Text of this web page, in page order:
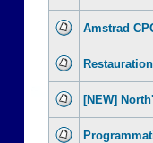
Amstrad
[NEW]